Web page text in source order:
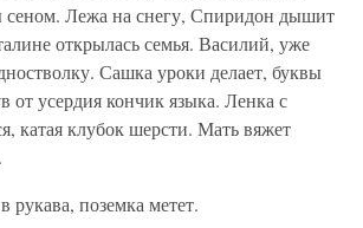
сеном. Лежа на снегу, Спиридон дышит
открылась семья. Василий, уже
Сашка уроки делает, буквы
от усердия кончик языка. Ленка с
катая клубок шерсти. Мать вяжет
рукава, поземка метет.